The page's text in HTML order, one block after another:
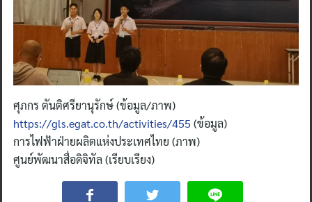
Search
for:
ศุภกร ตันติศรียานุรักษ์ (ข้อมูล/ภาพ)
https://gls.egat.co.th/activities/455 (ข้อมูล)
การไฟฟ้าฝ่ายผลิตแห่งประเทศไทย (ภาพ)
ศูนย์พัฒนาสื่อดิจิทัล (เรียบเรียง)